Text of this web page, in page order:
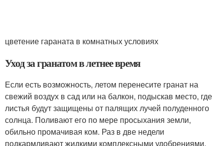
цветение гараната в комнатных условиях
Уход за гранатом в летнее время
Если есть возможность, летом перенесите гранат на
свежий воздух в сад или на балкон, подыскав место, где
листья будут защищены от палящих лучей полуденного
солнца. Поливают его по мере просыхания земли,
обильно промачивая ком. Раз в две недели
подкармливают жидкими комплексными удобрениями,